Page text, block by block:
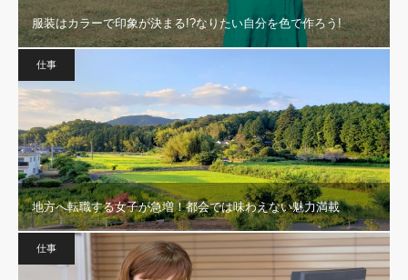
服装はカラーで印象が決まる!?なりたい自分を色で作ろう!
仕事
地方へ転職する女子が急増！都会では味わえない魅力満載
仕事